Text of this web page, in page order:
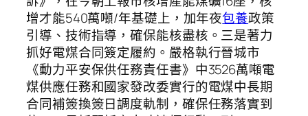
增才能540萬噸/年基礎上，加年夜包養政策
引導、技術指導，確保能核盡核。三是著力
抓好電煤合同簽定履約。嚴格執行晉城市
《動力平安保供任務責任書》中3526萬噸電
煤供應任務和國家發改委實行的電煤中長期
合同補簽換簽日調度軌制，確保任務落實到